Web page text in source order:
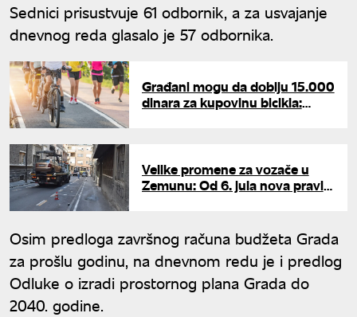
Sednici prisustvuje 61 odbornik, a za usvajanje
dnevnog reda glasalo je 57 odbornika.
Građani mogu da dobiju 15.000
dinara za kupovinu bicikla:
Velike promene za vozače u
Zemunu: Od 6. jula nova pravila
Osim predloga završnog računa budžeta Grada
za prošlu godinu, na dnevnom redu je i predlog
Odluke o izradi prostornog plana Grada do
2040. godine.